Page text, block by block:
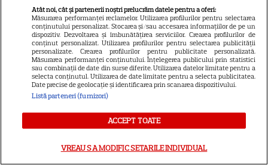
18
DISNEY PLUS
Ce vedem pe streaming între
27 iulie și 2 august 2026:
Diavolul se îmbracă de la Prada
2 pe Disney+ și mari noutăți
Netflix
NETFLIX
Josh Hartnett revine pe Netflix
Atât noi, cât și partenerii noștri prelucrăm datele pentru a oferi:
Măsurarea performanței reclamelor. Utilizarea profilurilor pentru selectarea
conținutului personalizat. Stocarea și/sau accesarea informațiilor de pe un
dispozitiv. Dezvoltarea și îmbunătățirea serviciilor. Crearea profilurilor de
conținut personalizat. Utilizarea profilurilor pentru selectarea publicității
personalizate. Crearea profilurilor pentru publicitate personalizată.
Măsurarea performanței conținutului. Înțelegerea publicului prin statistici
sau combinații de date din surse diferite. Utilizarea datelor limitate pentru a
selecta conținutul. Utilizarea de date limitate pentru a selecta publicitatea.
Date precise de geolocație și identificarea prin scanarea dispozitivului.
Listă parteneri (furnizori)
ACCEPT TOATE
VREAU SA MODIFIC SETARILE INDIVIDUAL